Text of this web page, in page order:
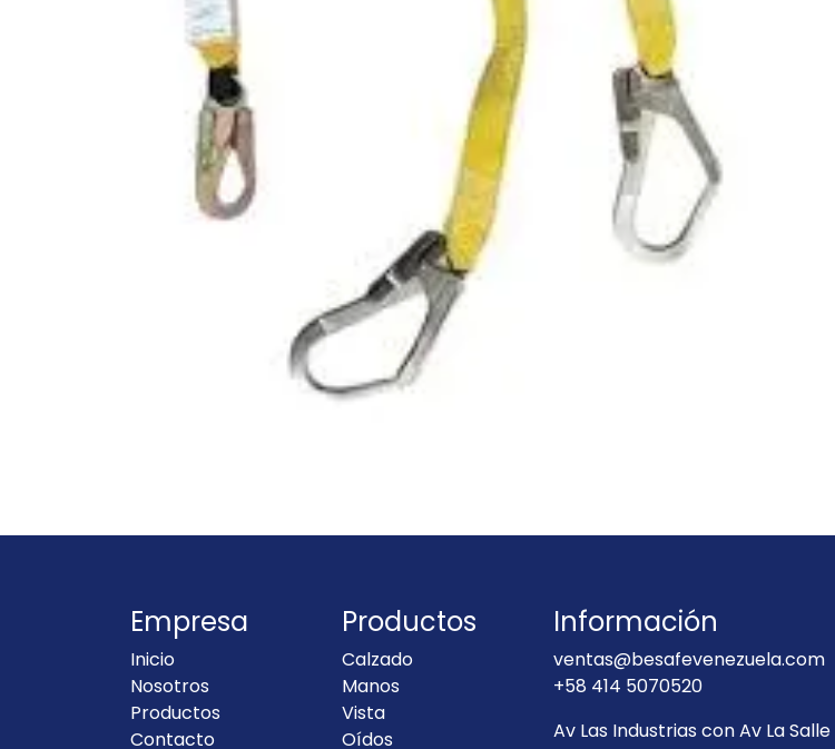
Empresa
Inicio
Nosotros
Productos
Contacto
Productos
Calzado
Manos
Vista
Oídos
Información
ventas@besafevenezuela.com
+58 414 5070520
Av Las Industrias con Av La Salle